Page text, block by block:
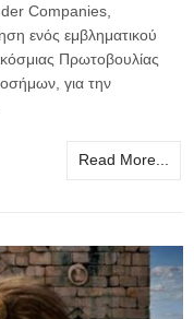
Companies,
ενός εμβληματικού
Πρωτοβουλίας
για την
Read More...